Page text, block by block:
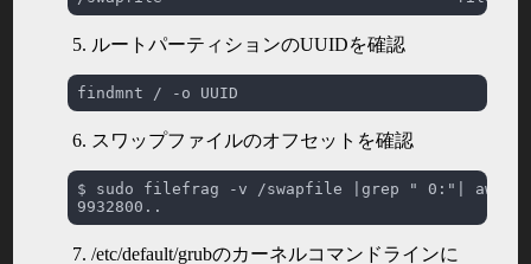
ルートパーティションのUUIDを確認
スワップファイルのオフセットを確認
/etc/default/grubのカーネルコマンドラインに